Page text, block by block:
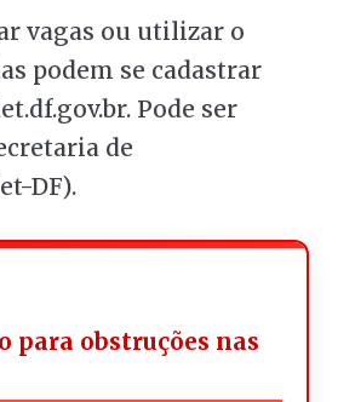
vagas ou utilizar o
podem se cadastrar
Pode ser
de
DF).
obstruções nas